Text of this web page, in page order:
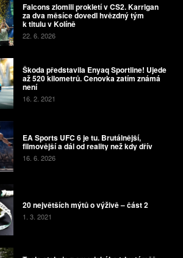
Falcons zlomili prokletí v CS2. Karrigan
za dva měsíce dovedl hvězdný tým
k titulu v Kolíně
22. 6. 2026
Škoda představila Enyaq Sportline! Ujede
až 520 kilometrů. Cenovka zatím známá
není
16. 2. 2021
EA Sports UFC 6 je tu. Brutálnější,
filmovější a dál od reality než kdy dřív
16. 6. 2026
20 největších mýtů o výživě – část 2
1. 3. 2021